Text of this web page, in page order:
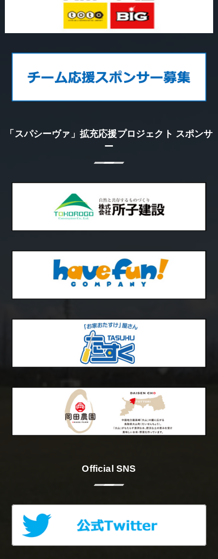
「スパシーヴァ」拡充応援プロジェクト スポンサ
ー
Official SNS